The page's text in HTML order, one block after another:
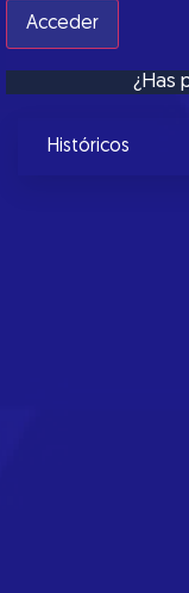
¿Has
Históricos